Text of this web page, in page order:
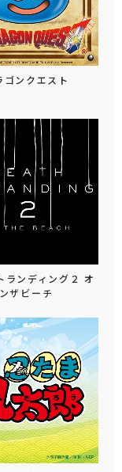
ゴンクエスト
ランディング２ オ
ンザビーチ